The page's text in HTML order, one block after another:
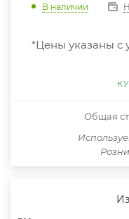
В наличии
*Цены указаны с
Общая